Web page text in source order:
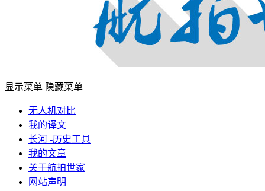
显示菜单 隐藏菜单
无人机对比
我的译文
长河 -历史工具
我的文章
关于航拍世家
网站声明